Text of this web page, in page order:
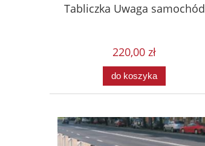
Tabliczka Uwaga samochód
220,00 zł
do koszyka